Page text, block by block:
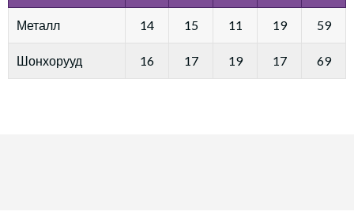
Металл 14 15 11 19 59
Шонхорууд 16 17 19 17 69